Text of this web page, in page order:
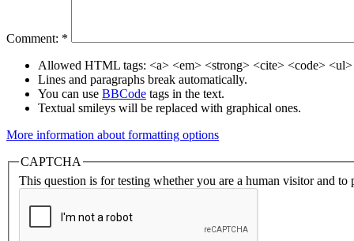
Comment: *
Allowed HTML tags: <a> <em> <strong> <cite> <code>
Lines and paragraphs break automatically.
You can use BBCode tags in the text.
Textual smileys will be replaced with graphical ones.
More information about formatting options
CAPTCHA
This question is for testing whether you are a human visitor and to